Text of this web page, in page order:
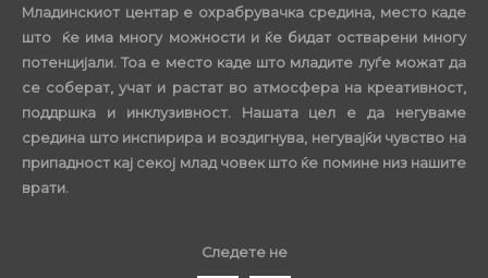
Младинскиот центар е охрабрувачка средина, место каде
што ќе има многу можности и ќе бидат остварени многу
потенцијали. Тоа е место каде што младите луѓе можат да
се соберат, учат и растат во атмосфера на креативност,
поддршка и инклузивност. Нашата цел е да негуваме
средина што инспирира и воздигнува, негувајќи чувство на
припадност кај секој млад човек што ќе помине низ нашите
врати.
Следете не